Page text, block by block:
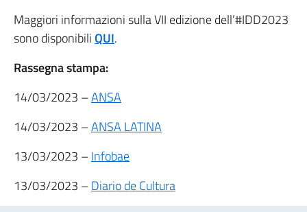
Maggiori informazioni sulla VII edizione dell’#IDD2023
sono disponibiliQUI.
Rassegna stampa:
14/03/2023 –ANSA
14/03/2023 –ANSA LATINA
13/03/2023 –Infobae
13/03/2023 –Diario de Cultura